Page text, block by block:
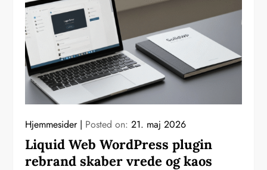
Hjemmesider Posted on:21. maj 2026
Liquid Web WordPress plugin
rebrand skaber vrede og kaos